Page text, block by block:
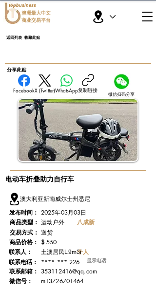
topbusiness
澳洲最大中文
商业交易平台
返回列表 收藏此贴
​分享此贴
FacebookX (Twitter)WhatsApp复制链接
微信扫码分享
电动车折叠助力自行车
澳大利亚新南威尔士州悉尼
发布时间： 2025年03月03日
​商品类型： 运动户外
八成新
交易方式： 送货
​商品价格： $550
联系人：
土澳居民L9m3f个人
联系电话： **** *** 226 显示电话
​联系邮箱： 353112416@qq.com
微信号：
m13726701464